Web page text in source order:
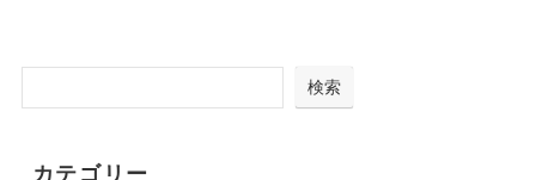
検索
カテゴリー